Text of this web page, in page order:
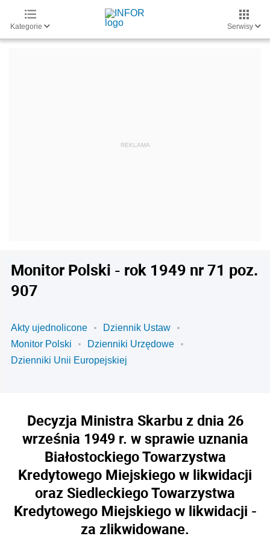
Kategorie Serwisy
Monitor Polski - rok 1949 nr 71 poz.
907
Akty ujednolicone
Dziennik Ustaw
Monitor Polski
Dzienniki Urzędowe
Dzienniki Unii Europejskiej
Decyzja Ministra Skarbu z dnia 26
września 1949 r. w sprawie uznania
Białostockiego Towarzystwa
Kredytowego Miejskiego w likwidacji
oraz Siedleckiego Towarzystwa
Kredytowego Miejskiego w likwidacji -
za zlikwidowane.